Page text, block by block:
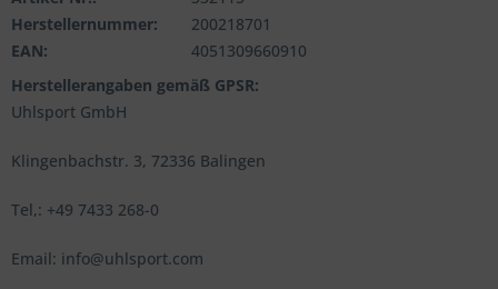
Herstellernummer:
200218701
EAN:
4051309660910
Herstellerangaben gemäß GPSR:
Uhlsport GmbH
Klingenbachstr. 3, 72336 Balingen
Tel,: +49 7433 268-0
Email: info@uhlsport.com